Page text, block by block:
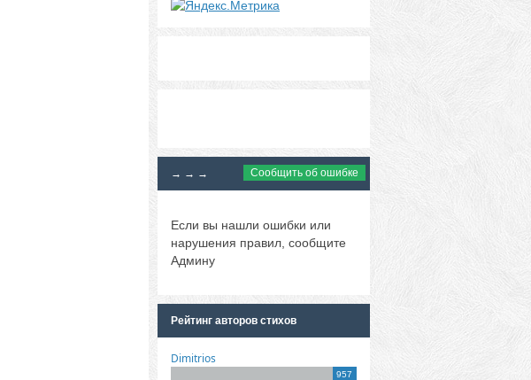
→ → → Сообщить об ошибке
Если вы нашли ошибки или
нарушения правил, сообщите
Админу
Рейтинг авторов стихов
Dimitrios
957